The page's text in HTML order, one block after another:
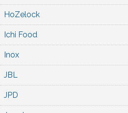
HoZelock
Ichi Food
Inox
JBL
JPD